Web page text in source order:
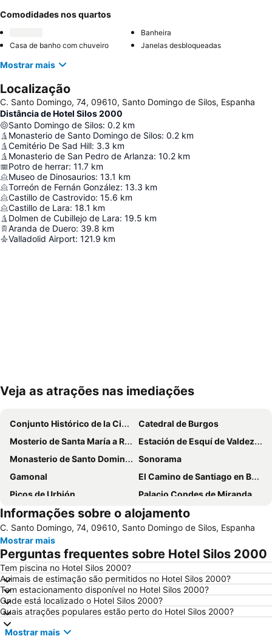
Comodidades nos quartos
Banheira
Casa de banho com chuveiro
Janelas desbloqueadas
Mostrar mais
Localização
C. Santo Domingo, 74, 09610, Santo Domingo de Silos, Espanha
Distância de Hotel Silos 2000
Santo Domingo de Silos: 0.2 km
Monasterio de Santo Domingo de Silos: 0.2 km
Cemitério De Sad Hill: 3.3 km
Monasterio de San Pedro de Arlanza: 10.2 km
Potro de herrar: 11.7 km
Museo de Dinosaurios: 13.1 km
Torreón de Fernán González: 13.3 km
Castillo de Castrovido: 15.6 km
Castillo de Lara: 18.1 km
Dolmen de Cubillejo de Lara: 19.5 km
Aranda de Duero: 39.8 km
Valladolid Airport: 121.9 km
Ampliar mapa
Veja as atrações nas imediações
Conjunto Histórico de la Ciudad de Burgos
Catedral de Burgos
Mosterio de Santa María a Real das Huelgas
Estación de Esquí de Valdezcaray
Monasterio de Santo Domingo de Silos
Sonorama
Gamonal
El Camino de Santiago en Burgos
Picos de Urbión
Palacio Condes de Miranda
Parque Natural Cañón del Río Lobos
Bodegas El Lagar de Isilla
Bodega El Lagar de Isilla
Aeropuerto de Burgos
San Pedro de la Fuente
Hospital de San Antonio Abad
Capitanía General
Informações sobre o alojamento
C. Santo Domingo, 74, 09610, Santo Domingo de Silos, Espanha
Mostrar mais
Perguntas frequentes sobre Hotel Silos 2000
Tem piscina no Hotel Silos 2000?
Animais de estimação são permitidos no Hotel Silos 2000?
Tem estacionamento disponível no Hotel Silos 2000?
Onde está localizado o Hotel Silos 2000?
Quais atrações populares estão perto do Hotel Silos 2000?
Mostrar mais